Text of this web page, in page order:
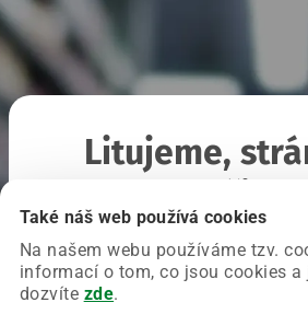
Také náš web používá cookies
Na našem webu používáme tzv.
informací o tom, co jsou cookies a
dozvíte zde.
Litujeme,
Chyba nastala na naší straně a
Zkuste prosím znovu načíst